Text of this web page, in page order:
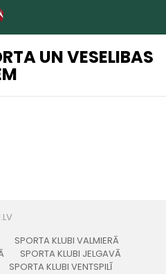
UN VESELIBAS
SPORTA KLUBI VALMIERĀ
SPORTA KLUBI JELGAVĀ
SPORTA KLUBI VENTSPILĪ